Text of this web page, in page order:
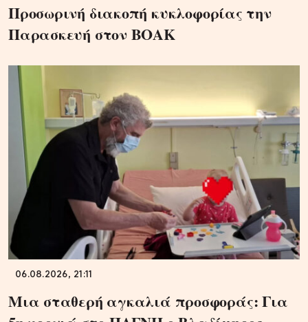
Προσωρινή διακοπή κυκλοφορίας την
Παρασκευή στον ΒΟΑΚ
06.08.2026, 21:11
Μια σταθερή αγκαλιά προσφοράς: Για